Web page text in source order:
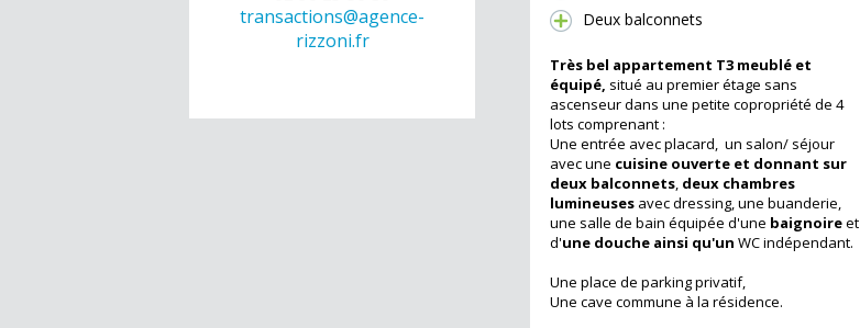
transactions@agence-
rizzoni.fr
Deux balconnets
Très bel appartement T3 meublé et
équipé, situé au premier étage sans
ascenseur dans une petite copropriété de 4
lots comprenant :
Une entrée avec placard, un salon/ séjour
avec une cuisine ouverte et donnant sur
deux balconnets, deux chambres
lumineuses avec dressing, une buanderie,
une salle de bain équipée d'une baignoireet
d'une douche ainsi qu'un WC indépendant.
Une place de parking privatif,
Une cave commune à la résidence.